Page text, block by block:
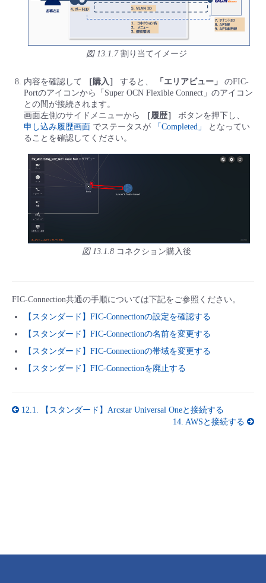
図 13.1.7 割り当てイメージ
内容を確認して ［購入］ すると、 「エリアビュー」
のFIC-
Portのアイコンから「Super OCN Flexible Connect」のアイコン
との間が接続されます。
画面左側のサイドメニューから
［履歴］
ボタンを押下し、
申し込み履歴画面 でステータスが 「Completed」
となってい
ることを確認してください。
図 13.1.8 コネクション購入後
FIC-Connection共通の手順については下記をご参照ください。
【スタンダード】FIC-Connectionの設定を確認する
【スタンダード】FIC-Connectionの名前を変更する
【スタンダード】FIC-Connectionの帯域を変更する
【スタンダード】FIC-Connectionを廃止する
12.1.
【スタンダード】Arcstar Universal Oneと接続する
14. AWSと接続する